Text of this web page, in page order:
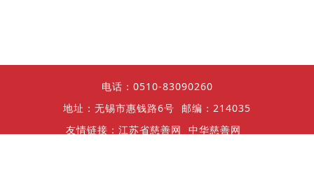
电话：0510-83090260
地址：无锡市惠钱路6号
邮编：214035
友情链接： 江苏省慈善网
中华慈善网